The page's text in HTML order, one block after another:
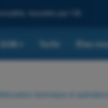
boostée par l'IA
QCM Tarifs Êtes-
technique et